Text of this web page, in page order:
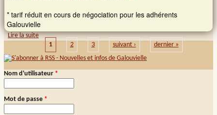
* tarif réduit en cours de négociation pour les adhérents
Galouvielle
Lire la suitede Week-end basque à Clamart 14/15 avril 2018
Pages
1 2 3 suivant › dernier »
Connexion membre
Nom d'utilisateur *
Mot de passe *